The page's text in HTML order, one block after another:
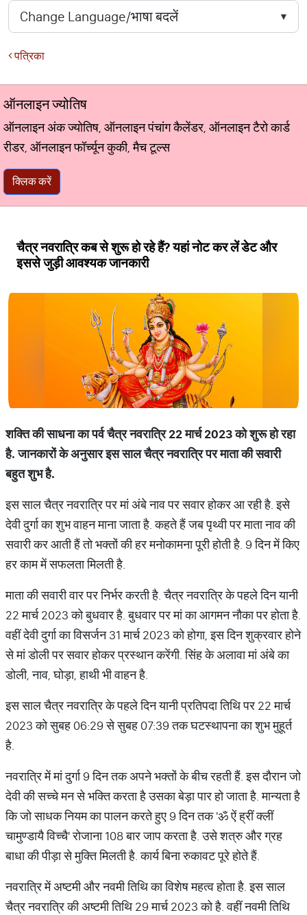
पत्रिका
ऑनलाइन ज्योतिष
ऑनलाइन अंक ज्योतिष, ऑनलाइन पंचांग कैलेंडर, ऑनलाइन टैरो कार्ड
रीडर, ऑनलाइन फॉर्च्यून कुकी, मैच टूल्स
क्लिक करें
चैत्र नवरात्रि कब से शुरू हो रहे हैं? यहां नोट कर लें डेट और
इससे जुड़ी आवश्यक जानकारी
शक्तिकीसाधनाकापर्वचैत्रनवरात्रि22मार्च2023कोशुरूहोरहा
है.जानकारोंकेअनुसारइससालचैत्रनवरात्रिपरमाताकीसवारी
बहुतशुभहै.
इस साल चैत्र नवरात्रि पर मां अंबे नाव पर सवार होकर आ रही है. इसे
देवी दुर्गा का शुभ वाहन माना जाता है. कहते हैं जब पृथ्वी पर माता नाव की
सवारी कर आती हैं तो भक्तों की हर मनोकामना पूरी होती है. 9 दिन में किए
हर काम में सफलता मिलती है.
माता की सवारी वार पर निर्भर करती है. चैत्र नवरात्रि के पहले दिन यानी
22 मार्च 2023 को बुधवार है. बुधवार पर मां का आगमन नौका पर होता है.
वहीं देवी दुर्गा का विसर्जन 31 मार्च 2023 को होगा, इस दिन शुक्रवार होने
से मां डोली पर सवार होकर प्रस्थान करेंगी. सिंह के अलावा मां अंबे का
डोली, नाव, घोड़ा, हाथी भी वाहन है.
इस साल चैत्र नवरात्रि के पहले दिन यानी प्रतिपदा तिथि पर 22 मार्च
2023 को सुबह 06:29 से सुबह 07:39 तक घटस्थापना का शुभ मुहूर्त
है.
नवरात्रि में मां दुर्गा 9 दिन तक अपने भक्तों के बीच रहती हैं. इस दौरान जो
देवी की सच्चे मन से भक्ति करता है उसका बेड़ा पार हो जाता है. मान्यता है
कि जो साधक नियम का पालन करते हुए 9 दिन तक 'ॐ ऐं ह्रीं क्लीं
चामुण्डायै विच्चै' रोजाना 108 बार जाप करता है. उसे शत्रु और ग्रह
बाधा की पीड़ा से मुक्ति मिलती है. कार्य बिना रुकावट पूरे होते हैं.
नवरात्रि में अष्टमी और नवमी तिथि का विशेष महत्व होता है. इस साल
चैत्र नवरात्रि की अष्टमी तिथि 29 मार्च 2023 को है. वहीं नवमी तिथि